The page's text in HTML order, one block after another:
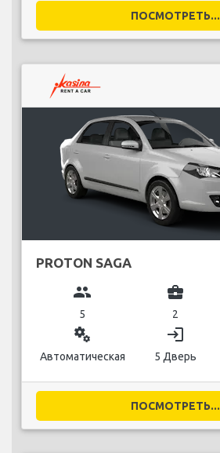
ПОСМОТРЕТЬ...
PROTON SAGA
group
5
business_center
2
miscellaneous_services
Автоматическая
login
5 Дверь
ПОСМОТРЕТЬ...